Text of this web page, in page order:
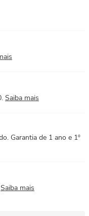
Saiba mais
Garantia de 1 ano e 1º
Saiba mais